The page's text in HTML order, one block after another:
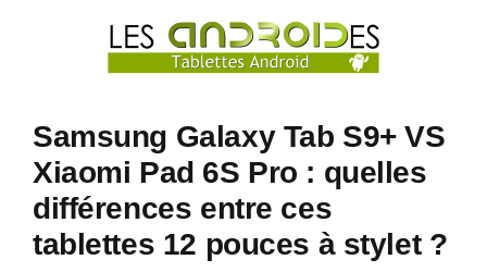
Samsung Galaxy Tab S9+ VS
Xiaomi Pad 6S Pro : quelles
différences entre ces
tablettes 12 pouces à stylet ?